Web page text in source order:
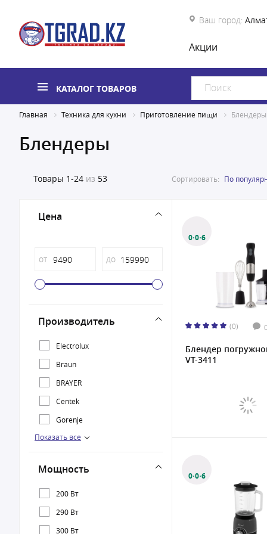
Ваш город:
Акции
КАТАЛОГ ТОВАРОВ
Главная Техника для кухни Приготовление пищи Блендеры
Блендеры
Товары 1-24 из 53 Сортировать: По
Цена
от до
Производитель
Electrolux
Braun
BRAYER
Centek
Gorenje
HAYAI
NUTRIBULLET
Panasonic
Polaris
Rondell
Показать все
Мощность
200 Вт
290 Вт
300 Вт
0·0·6
(0) 0
Блендер
VT-3411
0·0·6